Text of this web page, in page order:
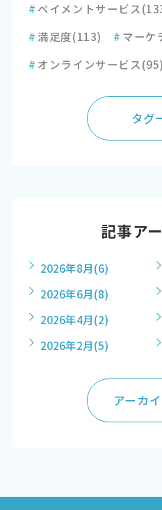
# ペイメントサービス
#満足度(113) # マーケ
# オンラインサービス(95)
タグ
記事ア
2026年8月(6)
2026年6月(8)
2026年4月(2)
2026年2月(5)
アーカ